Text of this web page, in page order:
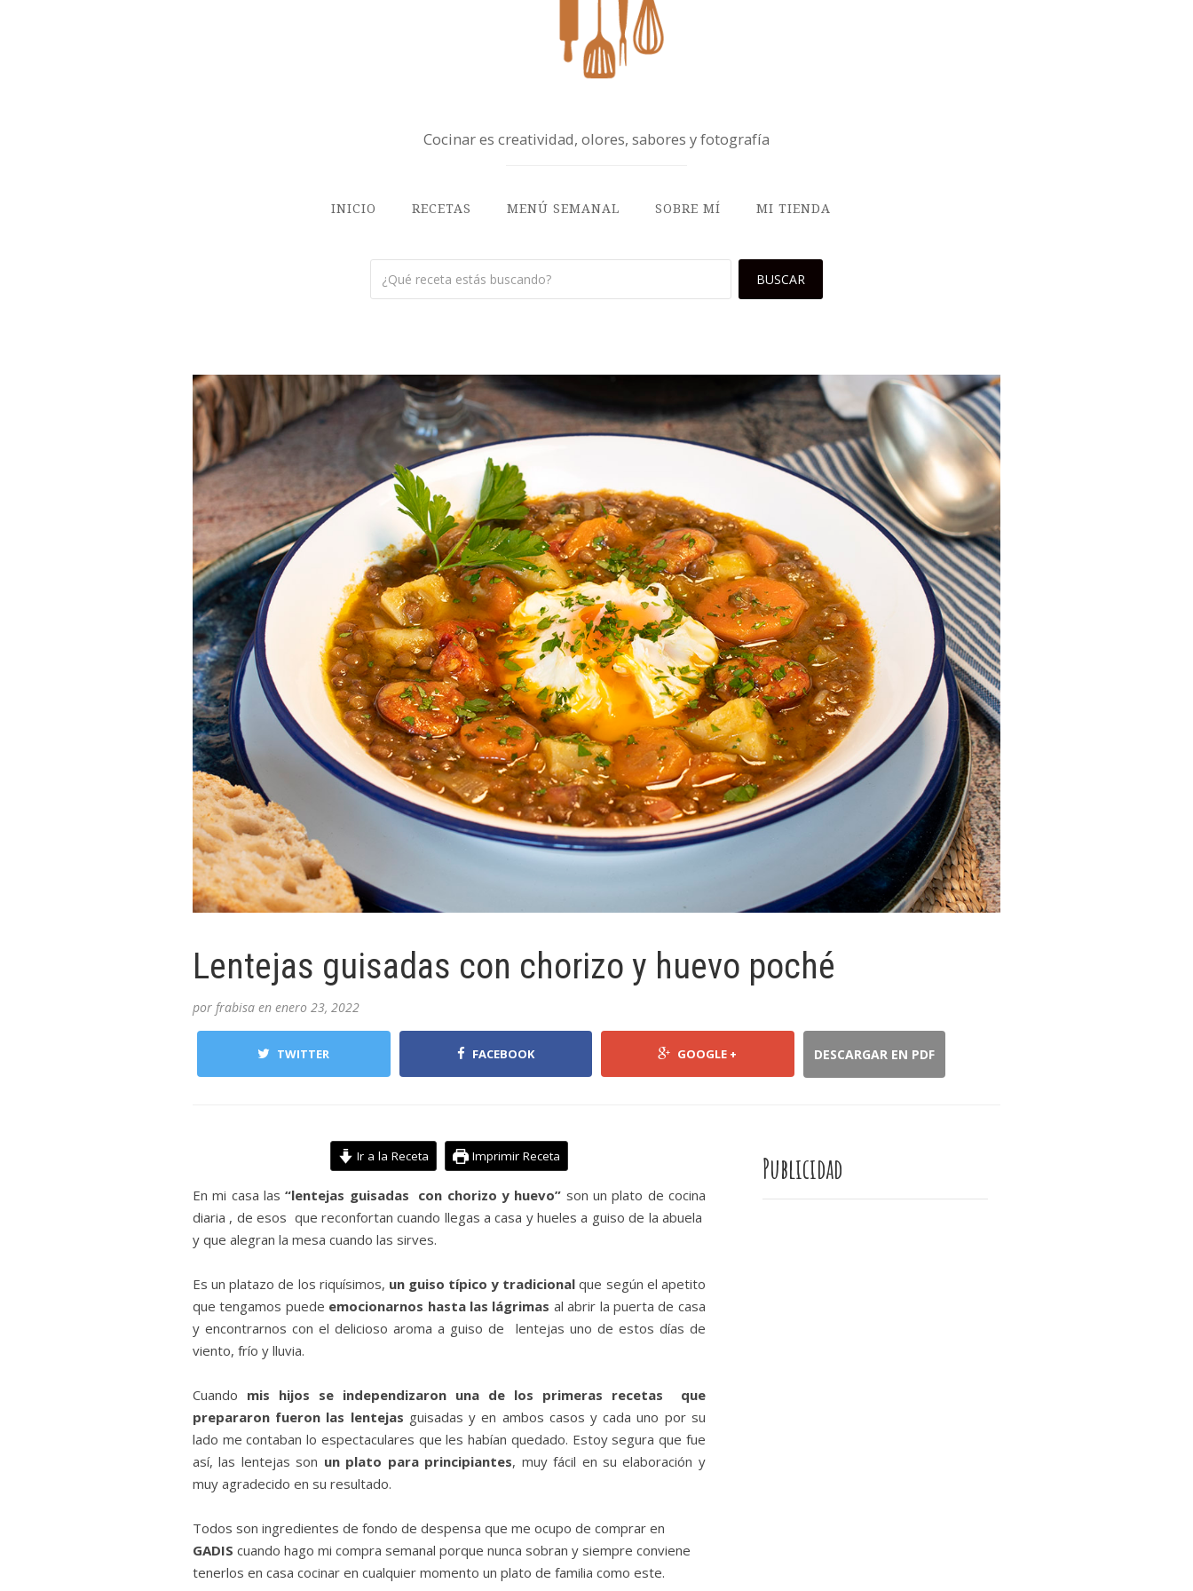
Cocinar es creatividad, olores, sabores y fotografía
INICIO RECETAS MENÚ SEMANAL SOBRE MÍ MI TIENDA
Lentejas guisadas con chorizo y huevo poché
por frabisa en enero 23, 2022
TWITTER FACEBOOK GOOGLE + DESCARGAR EN PDF
Ir a la Receta Imprimir Receta
En mi casa las“lentejas guisadas con chorizo y huevo” son un plato de cocina
diaria , de esos que reconfortan cuando llegas a casa y hueles a guiso de la abuela
y que alegran la mesa cuando las sirves.
Es un platazo de los riquísimos, un guiso típico y tradicional que según el apetito
que tengamos puede emocionarnos hasta las lágrimas al abrir la puerta de casa
y encontrarnos con el delicioso aroma a guiso de lentejas uno de estos días de
viento, frío y lluvia.
Cuando mis hijos se independizaron una de los primeras recetas que
prepararon fueron las lentejas guisadas y en ambos casos y cada uno por su
lado me contaban lo espectaculares que les habían quedado. Estoy segura que fue
así, las lentejas son un plato para principiantes, muy fácil en su elaboración y
muy agradecido en su resultado.
Todos son ingredientes de fondo de despensa que me ocupo de comprar en
GADIS cuando hago mi compra semanal porque nunca sobran y siempre conviene
tenerlos en casa cocinar en cualquier momento un plato de familia como este.
Publicidad